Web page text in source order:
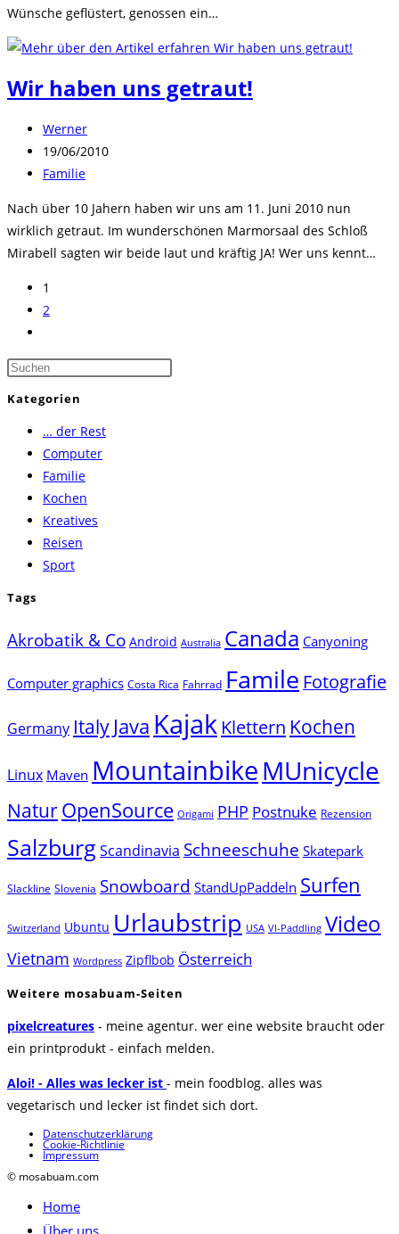
Wünsche geflüstert, genossen ein…
Wir haben uns getraut!
Beitrags-
Autor:
Werner
Beitrag
veröffentlicht:
19/06/2010
Beitrags-
Familie
Nach über 10 Jahern haben wir uns am 11. Juni 2010 nun
wirklich getraut. Im wunderschönen Marmorsaal des Schloß
Mirabell sagten wir beide laut und kräftig JA! Wer uns kennt…
1
2
Seite
Press
Kategorien
… der Rest
Computer
Familie
Kochen
Kreatives
Reisen
Sport
Tags
Akrobatik & Co Android Australia Canada Canyoning
Computer graphics Costa Rica Fahrrad Famile Fotografie
Germany Italy Java Kajak Klettern Kochen
Linux Maven MountainbikeMUnicycle
NaturOpenSource Origami PHP Postnuke Rezension
SalzburgScandinavia Schneeschuhe Skatepark
Slackline Slovenia Snowboard StandUpPaddeln Surfen
Switzerland Ubuntu Urlaubstrip USA VI-Paddling Video
Vietnam Wordpress Zipflbob Österreich
Weitere mosabuam-Seiten
pixelcreatures - meine agentur. wer eine website braucht oder
ein printprodukt - einfach melden.
Aloi! - Alles was lecker ist - mein foodblog. alles was
vegetarisch und lecker ist findet sich dort.
Datenschutzerklärung
Cookie-Richtlinie
Impressum
© mosabuam.com
Home